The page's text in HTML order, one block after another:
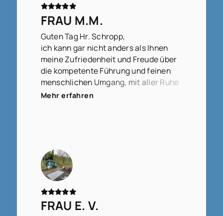
FRAU M.M.
Guten Tag Hr. Schropp,
ich kann gar nicht anders als Ihnen
meine Zufriedenheit und Freude über
die kompetente Führung und feinen
menschlichen Umgang, mit aller Ruhe
und Klarheit in der Vorgehensweise,
Mehr erfahren
FRAU E. V.